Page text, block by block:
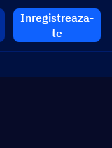
Inregistreaza-
te